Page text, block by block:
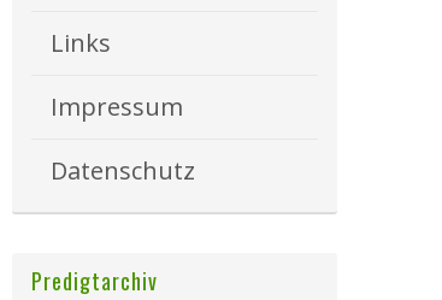
Links
Impressum
Datenschutz
Predigtarchiv